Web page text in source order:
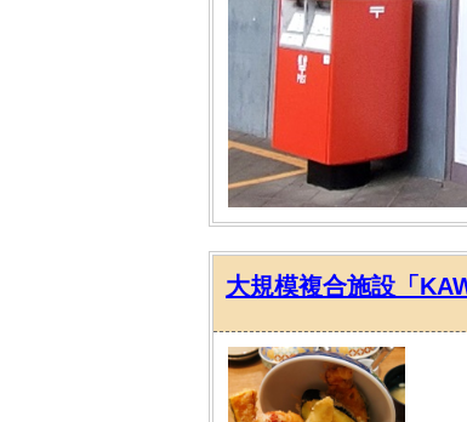
大規模複合施設「